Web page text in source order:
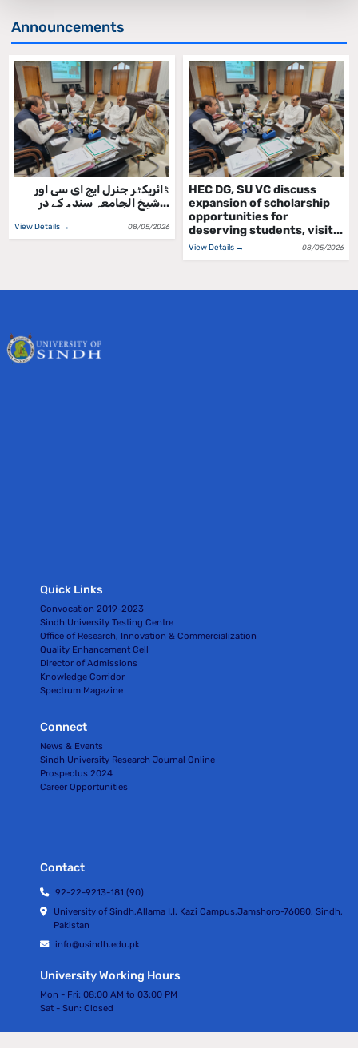
Announcements
ڈائریکٹر جنرل ایچ ای سی اور
شیخ الجامعہ سندھ کے در...
View Details → 08/05/2026
HEC DG, SU VC discuss
expansion of scholarship
opportunities for
deserving students, visit...
View Details → 08/05/2026
Quick Links
Convocation 2019-2023
Sindh University Testing Centre
Office of Research, Innovation & Commercialization
Quality Enhancement Cell
Director of Admissions
Knowledge Corridor
Spectrum Magazine
Connect
News & Events
Sindh University Research Journal Online
Prospectus 2024
Career Opportunities
Contact
92-22-9213-181 (90)
University of Sindh,Allama I.I. Kazi Campus,Jamshoro-76080, Sindh,
Pakistan
info@usindh.edu.pk
University Working Hours
Mon - Fri: 08:00 AM to 03:00 PM
Sat - Sun: Closed